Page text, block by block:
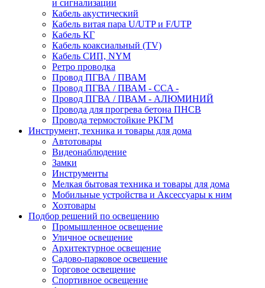
и сигнализации
Кабель акустический
Кабель витая пара U/UTP и F/UTP
Кабель КГ
Кабель коаксиальный (TV)
Кабель СИП, NYM
Ретро проводка
Провод ПГВА / ПВАМ
Провод ПГВА / ПВАМ - CCA -
Провод ПГВА / ПВАМ - АЛЮМИНИЙ
Провода для прогрева бетона ПНСВ
Провода термостойкие РКГМ
Инструмент, техника и товары для дома
Автотовары
Видеонаблюдение
Замки
Инструменты
Мелкая бытовая техника и товары для дома
Мобильные устройства и Аксессуары к ним
Хозтовары
Подбор решений по освещению
Промышленное освещение
Уличное освещение
Архитектурное освещение
Садово-парковое освещение
Торговое освещение
Спортивное освещение